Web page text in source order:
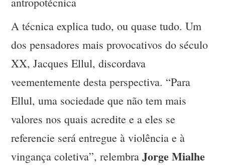
A técnica explica tudo, ou quase tudo. Um
dos pensadores mais provocativos do século
XX, Jacques Ellul, discordava
veementemente desta perspectiva. “Para
Ellul, uma sociedade que não tem mais
valores nos quais acredite e a eles se
referencie será entregue à violência e à
vingança coletiva”, relembraJorge Mialhe